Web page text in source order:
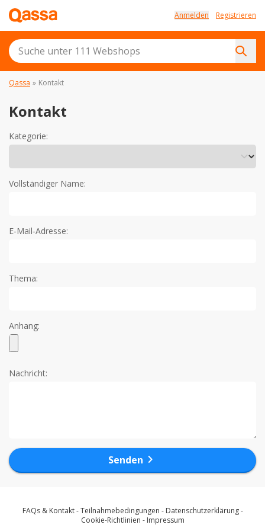
Anmelden Registrieren
Qassa » Kontakt
Kontakt
Kategorie:
Vollständiger Name:
E‐Mail‐Adresse:
Thema:
Anhang:
Nachricht:
Senden chevron_right
FAQs & Kontakt-Teilnahmebedingungen - Datenschutzerklärung-
Cookie-Richtlinien - Impressum